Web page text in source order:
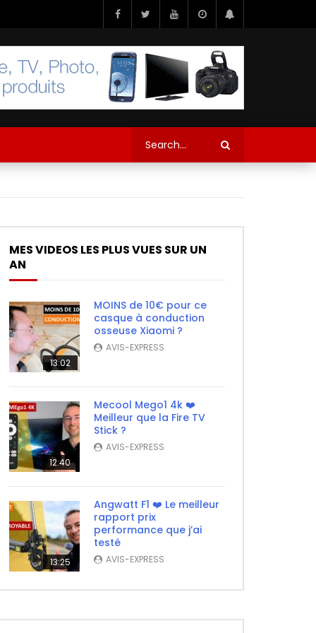
MES VIDEOS LES PLUS VUES SUR UN
AN
13:02
MOINS de 10€ pour ce
casque à conduction
osseuse Xiaomi ?
AVIS-EXPRESS
12:40
Mecool Mego1 4k ❤️
Meilleur que la Fire TV
Stick ?
AVIS-EXPRESS
13:25
Angwatt F1 ❤️ Le meilleur
rapport prix
performance que j’ai
testé
AVIS-EXPRESS